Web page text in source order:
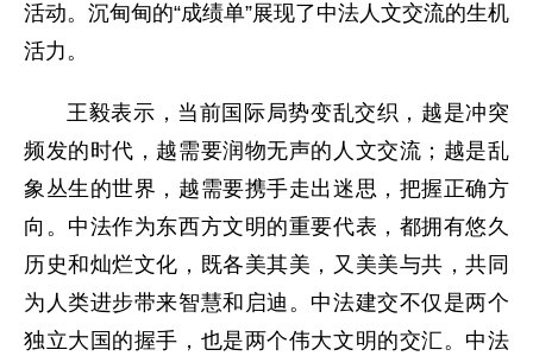
活动。沉甸甸的“成绩单”展现了中法人文交流的生机
活力。
王毅表示，当前国际局势变乱交织，越是冲突
频发的时代，越需要润物无声的人文交流；越是乱
象丛生的世界，越需要携手走出迷思，把握正确方
向。中法作为东西方文明的重要代表，都拥有悠久
历史和灿烂文化，既各美其美，又美美与共，共同
为人类进步带来智慧和启迪。中法建交不仅是两个
独立大国的握手，也是两个伟大文明的交汇。中法